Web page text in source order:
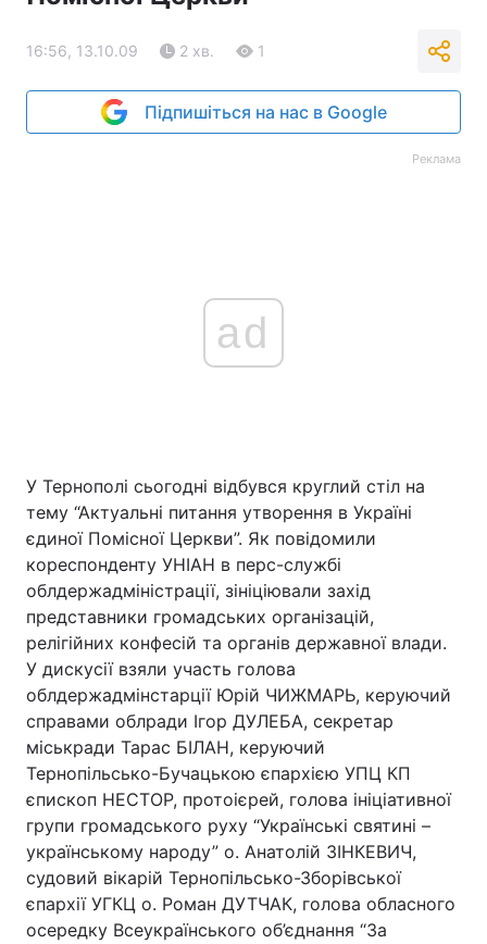
16:56, 13.10.09 2 хв. 1
Підпишіться на нас в Google
Реклама
ad
У Тернополі сьогодні відбувся круглий стіл на
тему “Актуальні питання утворення в Україні
єдиної Помісної Церкви”. Як повідомили
кореспонденту УНІАН в перс-службі
облдержадміністрації, зініціювали захід
представники громадських організацій,
релігійних конфесій та органів державної влади.
У дискусії взяли участь голова
облдержадмінстарції Юрій ЧИЖМАРЬ, керуючий
справами облради Ігор ДУЛЕБА, секретар
міськради Тарас БІЛАН, керуючий
Тернопільсько-Бучацькою єпархією УПЦ КП
єпископ НЕСТОР, протоієрей, голова ініціативної
групи громадського руху “Українські святині –
українському народу” о. Анатолій ЗІНКЕВИЧ,
судовий вікарій Тернопільсько-Зборівської
єпархії УГКЦ о. Роман ДУТЧАК, голова обласного
осередку Всеукраїнського об’єднання “За